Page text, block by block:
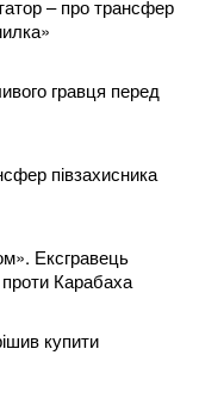
– про трансфер
гравця перед
півзахисника
Ексгравець
Карабаха
купити